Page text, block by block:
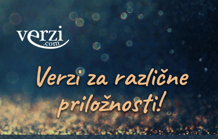
Verzi za različne
priložnosti!